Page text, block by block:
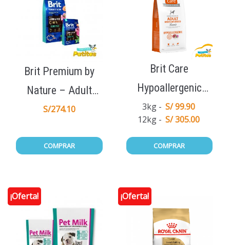
Brit Premium by
Nature – Adult
Sensitive Lamb
S/274.10
COMPRAR
Brit Care
Hypoallergenic
Adult Medium
Breed Lamb
3kg
S/ 99.90
12kg
S/ 305.00
COMPRAR
¡Oferta! ¡Oferta!